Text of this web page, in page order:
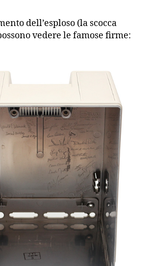
dell’esploso (la scocca
vedere le famose firme: